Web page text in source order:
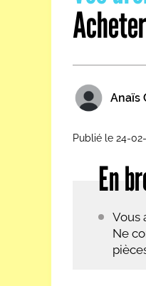
Anaïs
Publié le 24-
En
Vous
Ne